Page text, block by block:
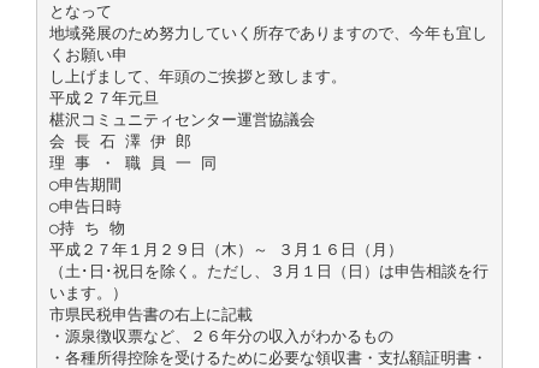
となって
地域発展のため努力していく所存でありますので、今年も宜し
くお願い申
し上げまして、年頭のご挨拶と致します。
平成２７年元旦
椹沢コミュニティセンター運営協議会
会 長 石 澤 伊 郎
理 事 ・ 職 員 一 同
○申告期間
○申告日時
○持 ち 物
平成２７年１月２９日（木）～ ３月１６日（月）
（土･日･祝日を除く。ただし、３月１日（日）は申告相談を行
います。）
市県民税申告書の右上に記載
・源泉徴収票など、２６年分の収入がわかるもの
・各種所得控除を受けるために必要な領収書・支払額証明書・